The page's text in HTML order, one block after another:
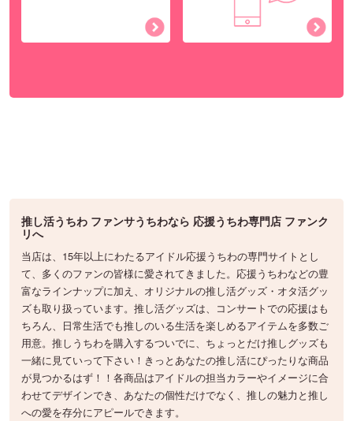
推し活うちわ ファンサうちわなら 応援うちわ専門店 ファンク
リへ
当店は、15年以上にわたるアイドル応援うちわの専門サイトとし
て、多くのファンの皆様に愛されてきました。応援うちわなどの豊
富なラインナップに加え、オリジナルの推し活グッズ・オタ活グッ
ズも取り扱っています。推し活グッズは、コンサートでの応援はも
ちろん、日常生活でも推しのいる生活を楽しめるアイテムを多数ご
用意。推しうちわを購入するついでに、ちょっとだけ推しグッズも
一緒に見ていって下さい！きっとあなたの推し活にぴったりな商品
が見つかるはず！！各商品はアイドルの担当カラーやイメージに合
わせてデザインでき、あなたの個性だけでなく、推しの魅力と推し
への愛を存分にアピールできます。